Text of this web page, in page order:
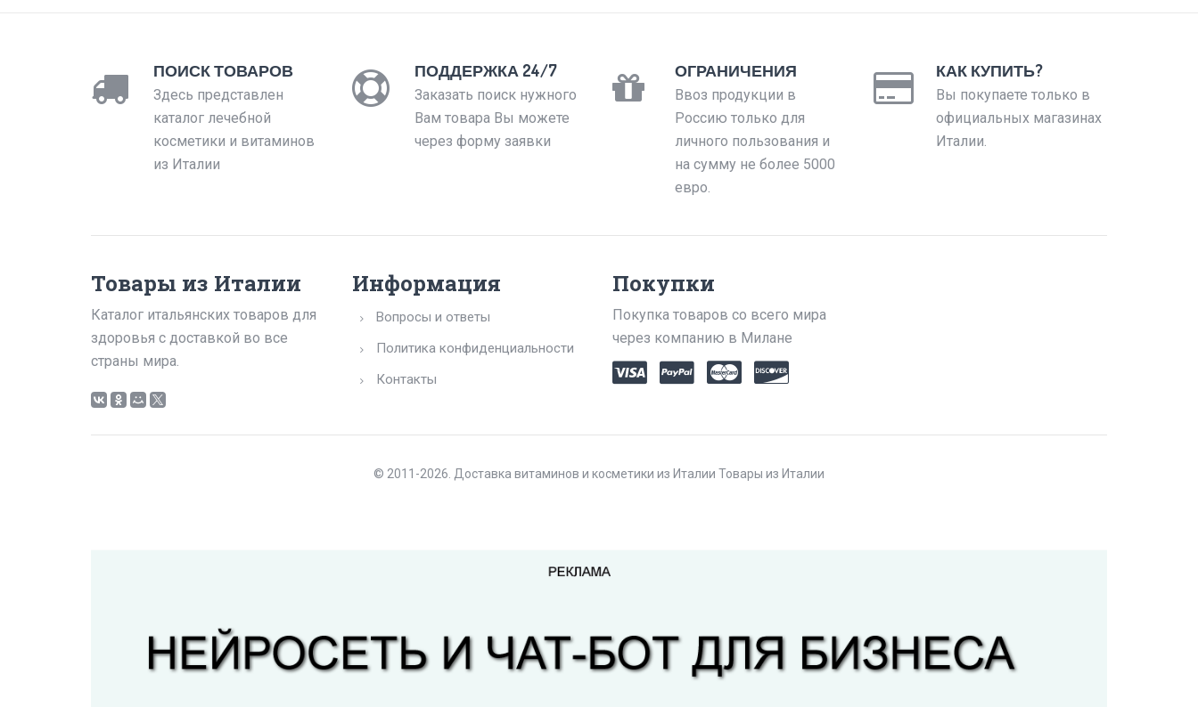
ПОИСК ТОВАРОВ
Здесь представлен
каталог лечебной
косметики и витаминов
из Италии
ПОДДЕРЖКА 24/7
Заказать поиск нужного
Вам товара Вы можете
через форму заявки
ОГРАНИЧЕНИЯ
Ввоз продукции в
Россию только для
личного пользования и
на сумму не более 5000
евро.
КАК КУПИТЬ?
Вы покупаете только в
официальных магазинах
Италии.
Товары из Италии
Каталог итальянских товаров для
здоровья с доставкой во все
страны мира.
Информация
Вопросы и ответы
Политика конфиденциальности
Контакты
Покупки
Покупка товаров со всего мира
через компанию в Милане
© 2011-2026. Доставка витаминов и косметики из Италии Товары из Италии